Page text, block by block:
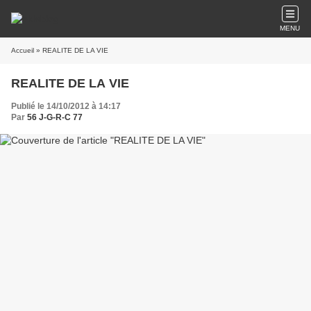
MENU
Accueil » REALITE DE LA VIE
REALITE DE LA VIE
Publié le 14/10/2012 à 14:17
Par 56 J-G-R-C 77